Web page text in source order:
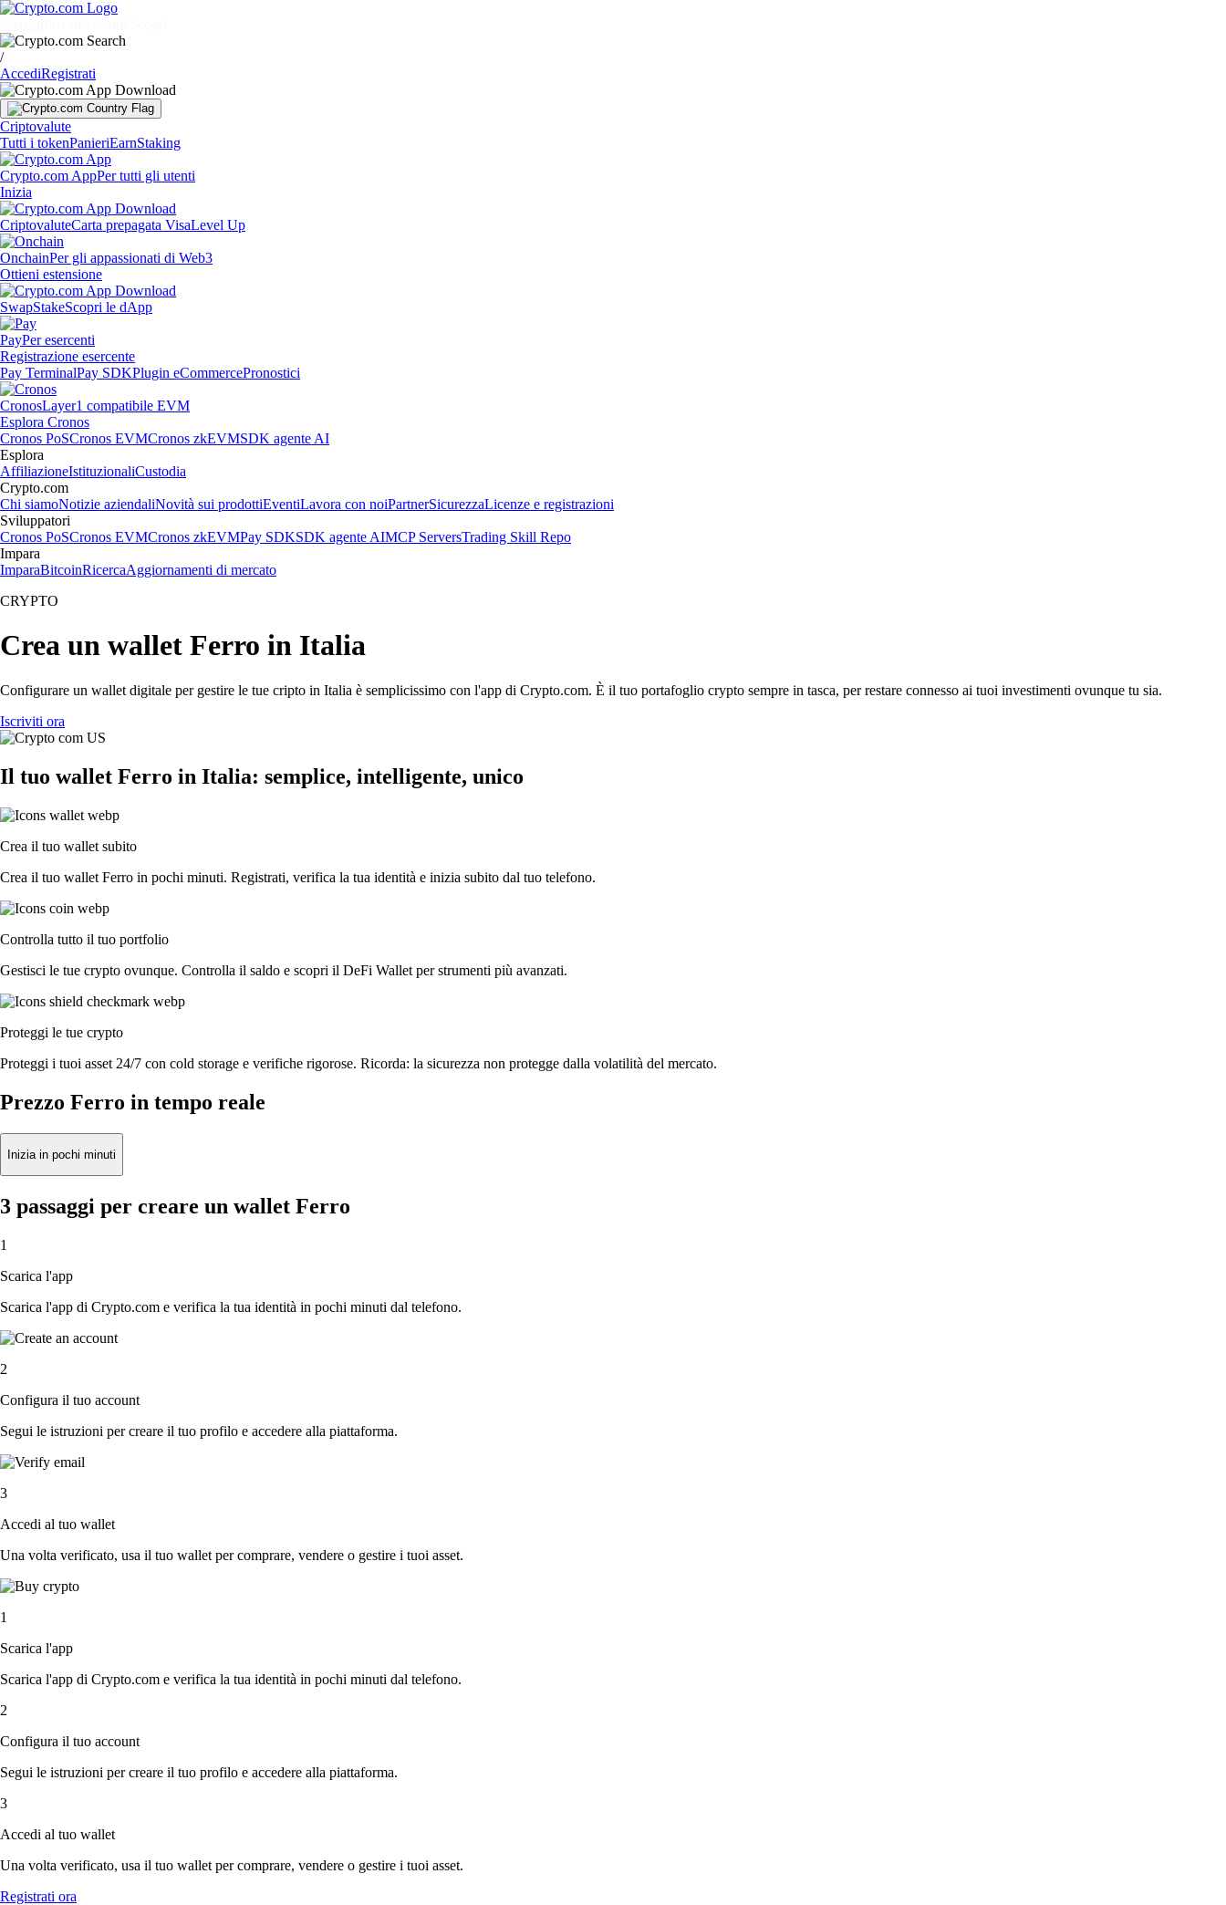
/
AccediRegistrati
Criptovalute
Tutti i tokenPanieriEarnStaking
Crypto.com AppPer tutti gli utenti
Inizia
CriptovaluteCarta prepagata VisaLevel Up
OnchainPer gli appassionati di Web3
Ottieni estensione
SwapStakeScopri le dApp
PayPer esercenti
Registrazione esercente
Pay TerminalPay SDKPlugin eCommercePronostici
CronosLayer1 compatibile EVM
Esplora Cronos
Cronos PoSCronos EVMCronos zkEVMSDK agente AI
Esplora
AffiliazioneIstituzionaliCustodia
Crypto.com
Chi siamoNotizie aziendaliNovità sui prodottiEventiLavora con noiPartnerSicurezzaLicenze e registrazioni
Sviluppatori
Cronos PoSCronos EVMCronos zkEVMPay SDKSDK agente AIMCP ServersTrading Skill Repo
Impara
ImparaBitcoinRicercaAggiornamenti di mercato
CRYPTO
Crea un wallet Ferro in Italia
Configurare un wallet digitale per gestire le tue cripto in Italia è semplicissimo con l'app di Crypto.com. È il tuo portafoglio crypto sempre in tasca, per restare connesso ai tuoi investimenti ovunque tu sia.
Iscriviti ora
Il tuo wallet Ferro in Italia: semplice, intelligente, unico
Crea il tuo wallet subito
Crea il tuo wallet Ferro in pochi minuti. Registrati, verifica la tua identità e inizia subito dal tuo telefono.
Controlla tutto il tuo portfolio
Gestisci le tue crypto ovunque. Controlla il saldo e scopri il DeFi Wallet per strumenti più avanzati.
Proteggi le tue crypto
Proteggi i tuoi asset 24/7 con cold storage e verifiche rigorose. Ricorda: la sicurezza non protegge dalla volatilità del mercato.
Prezzo Ferro in tempo reale
Inizia in pochi minuti
3 passaggi per creare un wallet Ferro
1
Scarica l'app
Scarica l'app di Crypto.com e verifica la tua identità in pochi minuti dal telefono.
2
Configura il tuo account
Segui le istruzioni per creare il tuo profilo e accedere alla piattaforma.
3
Accedi al tuo wallet
Una volta verificato, usa il tuo wallet per comprare, vendere o gestire i tuoi asset.
1
Scarica l'app
Scarica l'app di Crypto.com e verifica la tua identità in pochi minuti dal telefono.
2
Configura il tuo account
Segui le istruzioni per creare il tuo profilo e accedere alla piattaforma.
3
Accedi al tuo wallet
Una volta verificato, usa il tuo wallet per comprare, vendere o gestire i tuoi asset.
Registrati ora